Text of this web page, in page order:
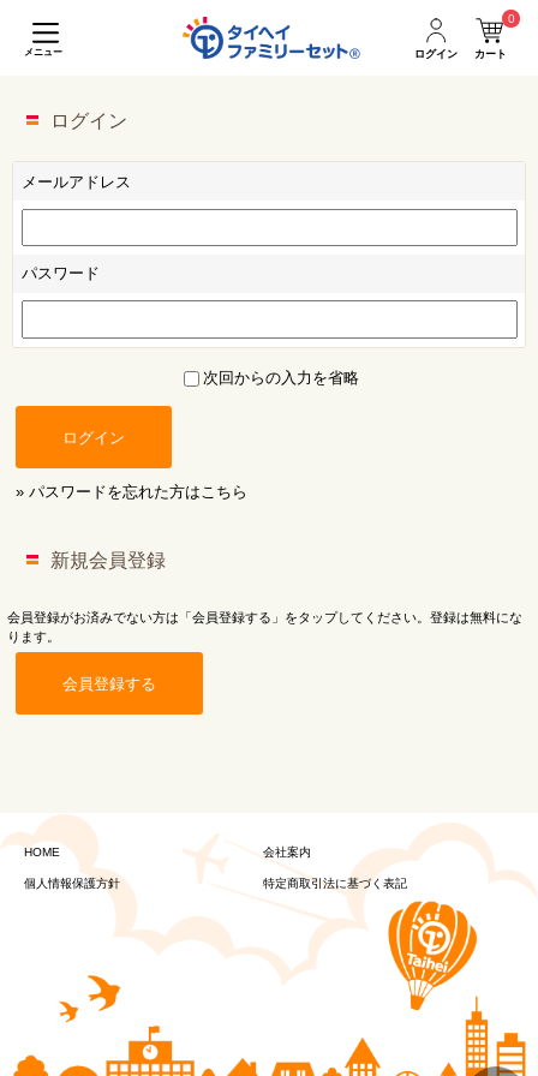
メニュー ログイン カート
0
ログイン
メールアドレス
パスワード
次回からの入力を省略
ログイン
» パスワードを忘れた方はこちら
新規会員登録
会員登録がお済みでない方は「会員登録する」をタップしてください。登録は無料にな
ります。
会員登録する
HOME 会社案内
個人情報保護方針 特定商取引法に基づく表記